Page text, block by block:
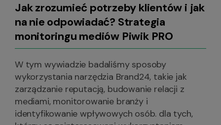
Jak zrozumieć potrzeby klientów i jak
na nie odpowiadać? Strategia
monitoringu mediów Piwik PRO
W tym wywiadzie badaliśmy sposoby
wykorzystania narzędzia Brand24, takie jak
zarządzanie reputacją, budowanie relacji z
mediami, monitorowanie branży i
identyfikowanie wpływowych osób. dla tych,